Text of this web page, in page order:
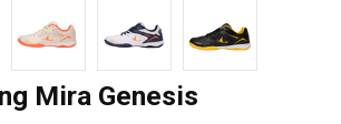
Mira Genesis